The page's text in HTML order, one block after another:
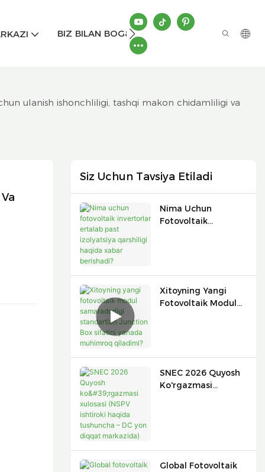
BIZ BILAN BOG&#39;LANISH
ulanish ishonchliligi, tashqi makon chidamliligi va
Siz Uchun Tavsiya Etiladi
Nima Uchun
Fotovoltaik
Xitoyning Yangi
Fotovoltaik Modul
SNEC 2026 Quyosh
Ko'rgazmasi
Global Fotovoltaik